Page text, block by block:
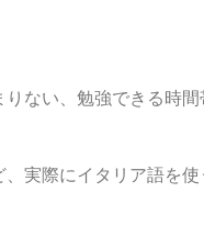
ない、勉強できる時
実際にイタリア語を